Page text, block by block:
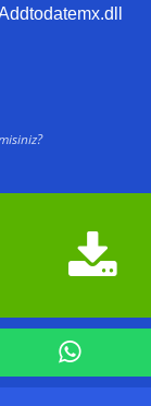

